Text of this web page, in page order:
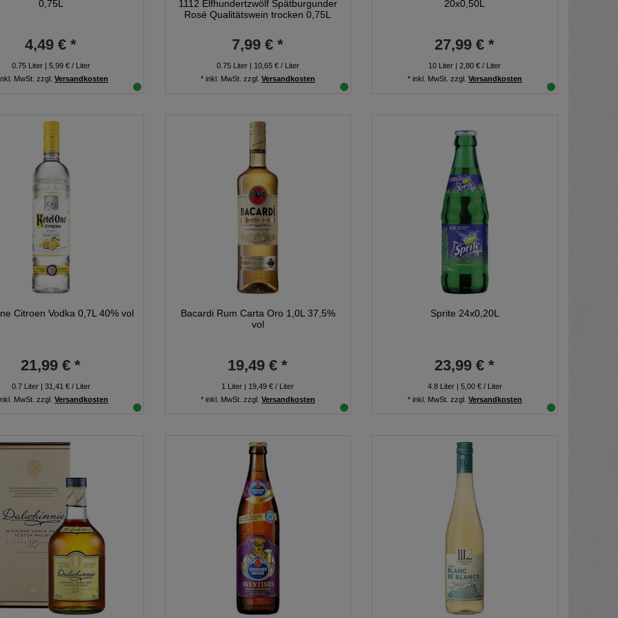
0,75L
4,49 € *
0.75Liter| 5,99 € / Liter
MwSt. zzgl. Versandkosten
1112 Elfhundertzwölf Spätburgunder
Rosé Qualitätswein trocken 0,75L
7,99 € *
0.75Liter| 10,65 € / Liter
* inkl. MwSt. zzgl. Versandkosten
20x0,50L
27,99 € *
10 Liter | 2,80 € / Liter
* inkl. MwSt. zzgl. Versandkosten
Citroen Vodka 0,7L 40% vol
21,99 € *
0.7Liter| 31,41 € / Liter
MwSt. zzgl. Versandkosten
Bacardi Rum Carta Oro 1,0L 37,5%
vol
19,49 € *
1 Liter | 19,49 € / Liter
* inkl. MwSt. zzgl. Versandkosten
Sprite 24x0,20L
23,99 € *
4.8Liter| 5,00 € / Liter
* inkl. MwSt. zzgl. Versandkosten